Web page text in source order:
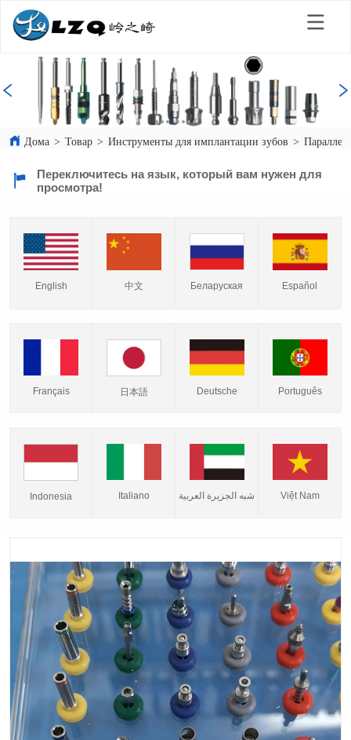
Дома > Товар > Инструменты для имплантации зубов >
Переключитесь на язык, который вам нужен для
просмотра!
English 中文 Беларуская Español
Français 日本語 Deutsche Português
Indonesia Italiano شبه الجزيرة العربية Việt Nam